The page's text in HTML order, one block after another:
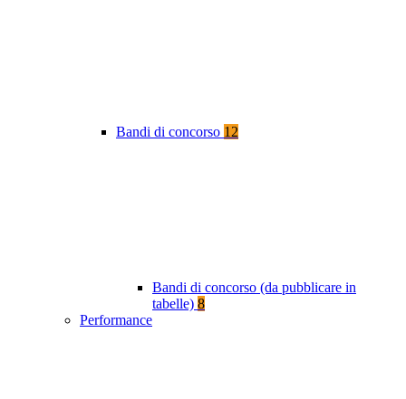
Bandi di concorso 12
Bandi di concorso (da pubblicare in
tabelle) 8
Performance